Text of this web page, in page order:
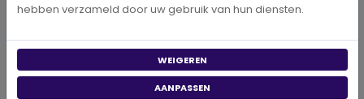
hebben verzameld door uw gebruik van hun diensten.
WEIGEREN
AANPASSEN